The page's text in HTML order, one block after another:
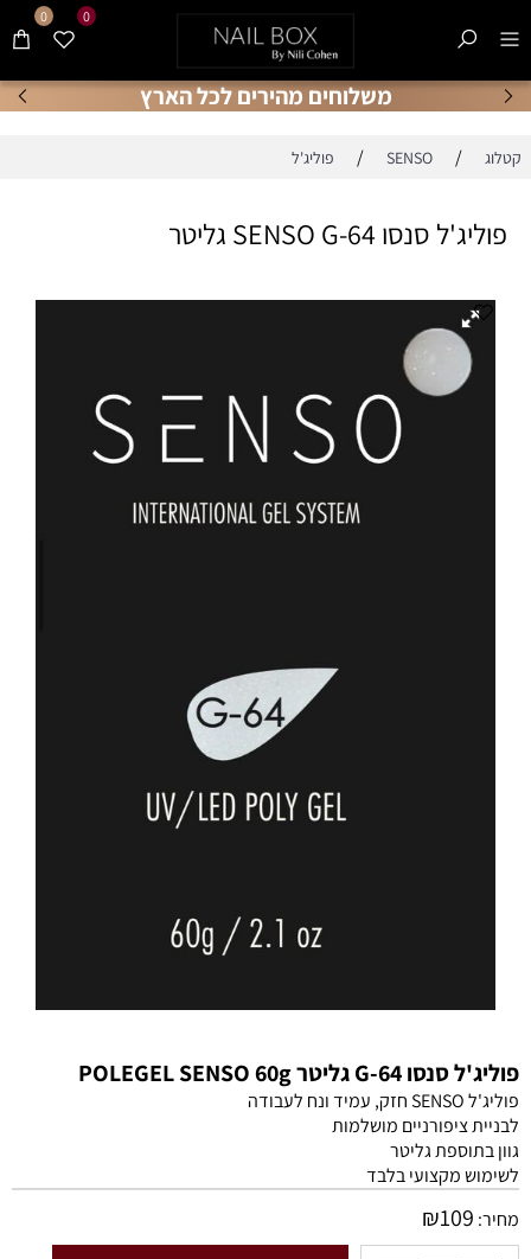
משלוחים מהירים לכל הארץ
0 0
קטלוג /
SENSO
/ פוליג'ל
פוליג'ל סנסו SENSO G-64 גליטר
פוליג'ל סנסו G-64 גליטר POLEGEL SENSO 60g
פוליג'ל SENSO חזק, עמיד ונח לעבודה
לבניית ציפורניים מושלמות
גוון בתוספת גליטר
לשימוש מקצועי בלבד
מחיר:
₪109